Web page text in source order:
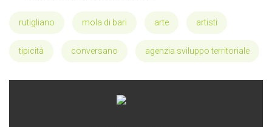
rutigliano mola di bari arte artisti
tipicità conversano agenzia sviluppo territoriale